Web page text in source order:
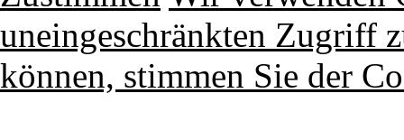
uneingeschränkten Zugriff
können, stimmen Sie der